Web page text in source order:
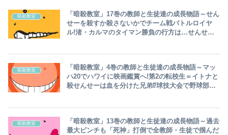
暗殺教室
「暗殺教室」17巻の教師と生徒達の成長物語～せん
せーを殺すか殺さないかでチーム戦バトルロイヤ
ル!渚・カルマのタイマン勝負の行方は…せんせー
暗殺教室
「暗殺教室」4巻の教師と生徒達の成長物語～マッ
ハ20でハワイに映画鑑賞へ!第2の転校生＝イトナと
殺せんせーは血を分けた兄弟⁉球技大会で野球部選
暗殺教室
「暗殺教室」13巻の教師と生徒達の成長物語～過去
最大ピンチも「死神」打倒で全教師・生徒で掴んだ